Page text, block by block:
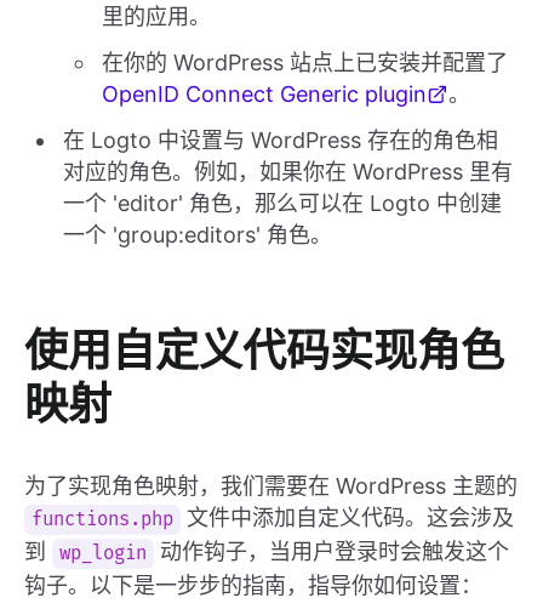
里的应用。
在你的 WordPress 站点上已安装并配置了
OpenID Connect Generic plugin
。
在 Logto 中设置与 WordPress 存在的角色相
对应的角色。例如，如果你在 WordPress 里有
一个 'editor' 角色，那么可以在 Logto 中创建
一个 'group:editors' 角色。
使用自定义代码实现角色
映射
为了实现角色映射，我们需要在 WordPress 主题的
functions.php
文件中添加自定义代码。这会涉及
到
wp_login
动作钩子，当用户登录时会触发这个
钩子。以下是一步步的指南，指导你如何设置：